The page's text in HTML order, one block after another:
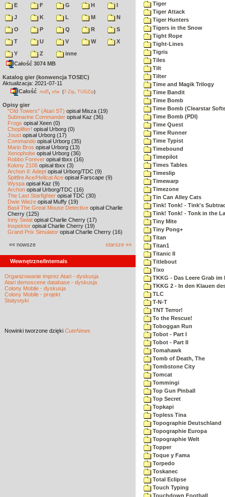
E
F G H
I
J
K L M
N
O
P Q R
S
T
U V W
X
Y
Z
inne
Całość 3074 MB
Katalog gier (konwencja TOSEC)
Aktualizacja: 2021-07-11
Całość md5 sha (7-Zip TUGZip)
Opisy gier
"Old Towers" (Atari ST) opisał Misza (19)
Submarine Commander opisał Kaz (36)
Frogs opisał Xeen (0)
Choplifter! opisał Urborg (0)
Joust opisał Urborg (17)
Commando opisał Urborg (35)
Mario Bros opisał Urborg (13)
Xenophobe opisał Urborg (36)
Robbo Forever opisał tbxx (16)
Kolony 2106 opisał tbxx (3)
Archon II: Adept opisał Urborg/TDC (9)
Spitfire Ace/Hellcat Ace opisał Farscape (9)
Wyspa opisał Kaz (9)
Archon opisał Urborg/TDC (16)
The Last Starfighter opisał TDC (30)
Dwie Wieże opisał Muffy (19)
Basil The Great Mouse Detective opisał Charlie
Cherry (125)
Inny Świat opisał Charlie Cherry (17)
Inspektor opisał Charlie Cherry (19)
Grand Prix Simulator opisał Charlie Cherry (16)
«« nowsze starsze »»
Wewnętrzne/Internals
Organizowanie imprez Atari - dyskusja
Atari demoscene database - dyskusja
Colony Mobile - dyskusja
Colony Mobile - projekt
Statystyki
Nowinki tworzone dzięki CuteNews
Tiger
Tiger Attack
Tiger Hunters
Tigers in the Snow
Tight Rope
Tight-Lines
Tigris
Tiles
Tilt
Tilter
Time and Magik Trilogy
Time Bandit
Time Bomb
Time Bomb (Clearstar
Time Bomb (PDI)
Time Quest
Time Runner
Time Typist
Timebound
Timepilot
Times Tables
Timeslip
Timewarp
Timezone
Tin Can Alley Cats
Tink! Tonk! - Tink's
Tink! Tonk! - Tonk in the
Tiny Mite
Tiny Pong+
Titan
Titan1
Titanic II
Titlebout
Tixo
TKKG - Das Leere Grab im
TKKG 2 - In den Klauen
TLC
T-N-T
TNT Terror!
To the Rescue!
Toboggan Run
Tobot - Part I
Tobot - Part II
Tomahawk
Tomb of Death, The
Tombstone City
Tomcat
Tommingi
Top Gun Pinball
Top Secret
Topkapi
Topless Tina
Topographie Deutschland
Topographie Europa
Topographie Welt
Topper
Toque y Fama
Torpedo
Toskanec
Total Eclipse
Touch Typing
Touchdown Football